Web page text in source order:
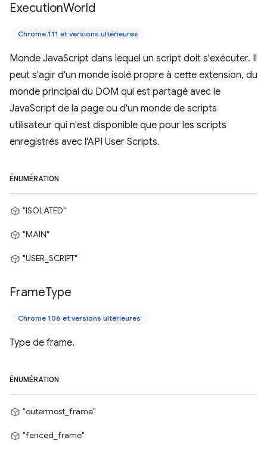
ExecutionWorld
Chrome 111 et versions ultérieures
Monde JavaScript dans lequel un script doit s'exécuter. Il
peut s'agir d'un monde isolé propre à cette extension, du
monde principal du DOM qui est partagé avec le
JavaScript de la page ou d'un monde de scripts
utilisateur qui n'est disponible que pour les scripts
enregistrés avec l'API User Scripts.
ÉNUMÉRATION
"ISOLATED"
"MAIN"
"USER_SCRIPT"
FrameType
Chrome 106 et versions ultérieures
Type de frame.
ÉNUMÉRATION
"outermost_frame"
"fenced_frame"